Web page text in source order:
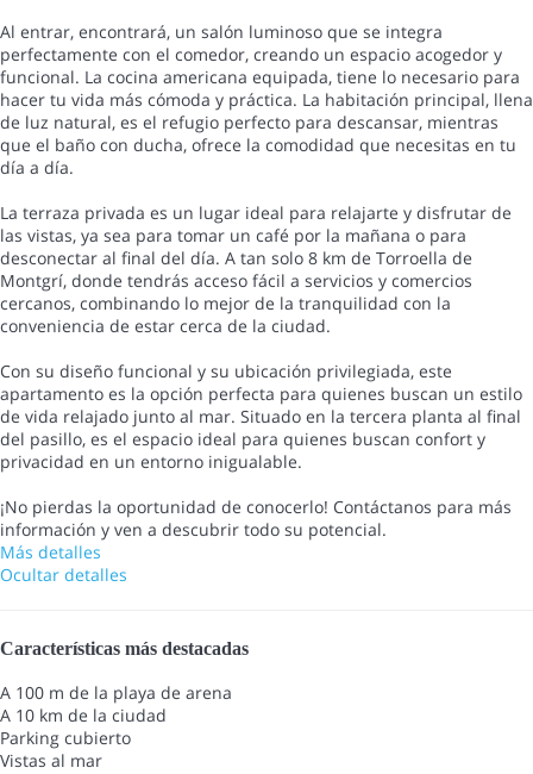
Al entrar, encontrará, un salón luminoso que se integra
perfectamente con el comedor, creando un espacio acogedor y
funcional. La cocina americana equipada, tiene lo necesario para
hacer tu vida más cómoda y práctica. La habitación principal, llena
de luz natural, es el refugio perfecto para descansar, mientras
que el baño con ducha, ofrece la comodidad que necesitas en tu
día a día.
La terraza privada es un lugar ideal para relajarte y disfrutar de
las vistas, ya sea para tomar un café por la mañana o para
desconectar al final del día. A tan solo 8 km de Torroella de
Montgrí, donde tendrás acceso fácil a servicios y comercios
cercanos, combinando lo mejor de la tranquilidad con la
conveniencia de estar cerca de la ciudad.
Con su diseño funcional y su ubicación privilegiada, este
apartamento es la opción perfecta para quienes buscan un estilo
de vida relajado junto al mar. Situado en la tercera planta al final
del pasillo, es el espacio ideal para quienes buscan confort y
privacidad en un entorno inigualable.
¡No pierdas la oportunidad de conocerlo! Contáctanos para más
información y ven a descubrir todo su potencial.
Más detalles
Ocultar detalles
Características más destacadas
A 100 m de la playa de arena
A 10 km de la ciudad
Parking cubierto
Vistas al mar